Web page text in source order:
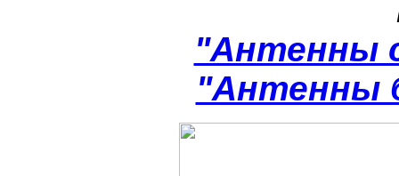
"Антенны
"Антенны